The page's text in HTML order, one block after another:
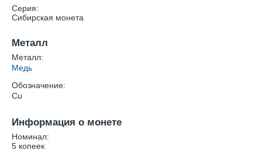
Серия:
Сибирская монета
Металл
Металл:
Медь
Обозначение:
Cu
Информация о монете
Номинал:
5 копеек